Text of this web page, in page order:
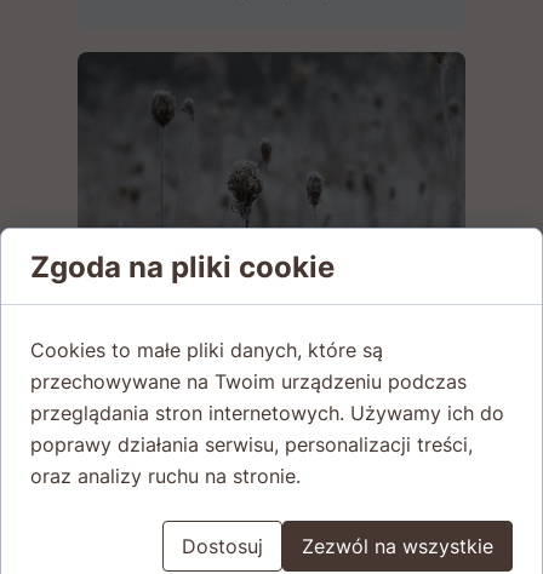
Konsultacje
psychologiczne
Zgoda na pliki cookie
Cookies to małe pliki danych, które są
przechowywane na Twoim urządzeniu podczas
przeglądania stron internetowych. Używamy ich do
poprawy działania serwisu, personalizacji treści,
oraz analizy ruchu na stronie.
Dostosuj Zezwól na wszystkie